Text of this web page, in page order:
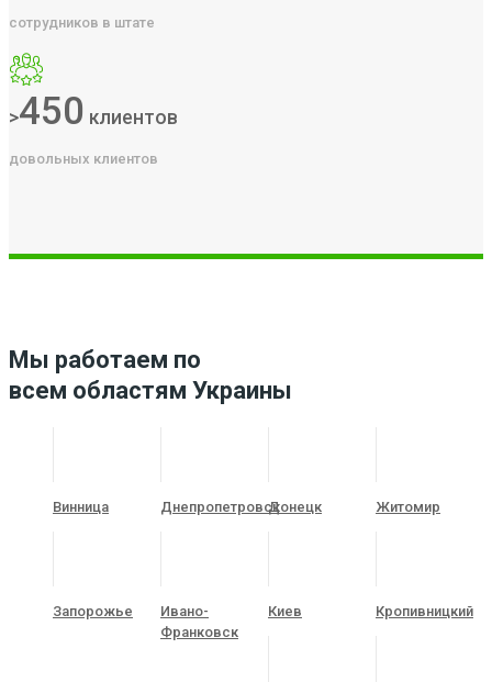
сотрудников в штате
>450 клиентов
довольных клиентов
Мы работаем по
всем областям Украины
Винница ДнепропетровскДонецк Житомир
Запорожье
Ивано-
Франковск
Киев Кропивницкий